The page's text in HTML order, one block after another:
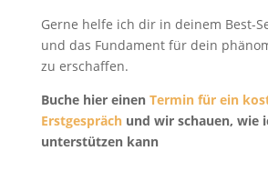
Gerne helfe ich dir in deinem Best-
und das Fundament für dein
zu erschaffen.
Buche hier einen Termin für ein
Erstgesprächund wir schauen, wie
unterstützen kann